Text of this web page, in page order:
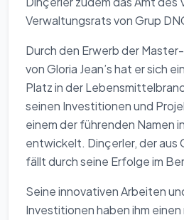
Verwaltungsrats von Grup
Durch den Erwerb der
von Gloria Jean’s hat er sich
Platz in der
seinen Investitionen und
einem der führenden Namen
entwickelt. Dinçerler, der aus
fällt durch seine Erfolge im
Seine innovativen Arbeiten
Investitionen haben ihm